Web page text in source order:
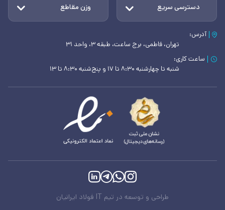
دسترسی سریع وزن مقاطع
آدرس:
تهران، فاطمی، برج ساعت، طبقه ۳، واحد ۳۱
ساعت کاری:
شنبه تا چهارشنبه ۸:۳۰ تا ۱۷ و پنج‌شنبه ۸:۳۰ تا ۱۳
طراحی و توسعه در تیم IT فولاد ایرانیان